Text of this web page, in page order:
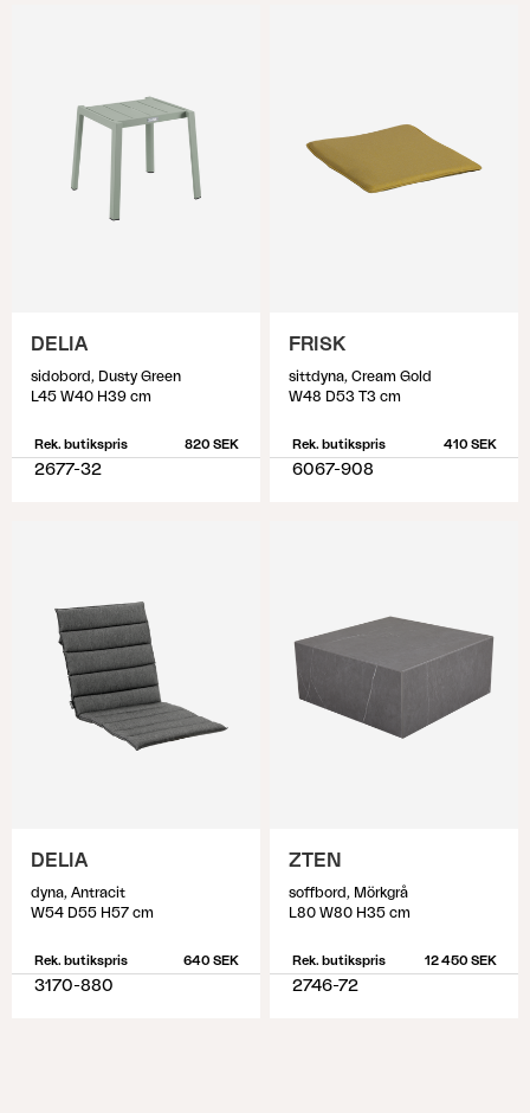
DELIA
sidobord, Dusty Green
L45 W40 H39 cm
Rek. butikspris 820 SEK
2677-32
FRISK
sittdyna, Cream Gold
W48 D53 T3 cm
Rek. butikspris 410 SEK
6067-908
DELIA
dyna, Antracit
W54 D55 H57 cm
Rek. butikspris 640 SEK
3170-880
ZTEN
soffbord, Mörkgrå
L80 W80 H35 cm
Rek. butikspris 12 450 SEK
2746-72